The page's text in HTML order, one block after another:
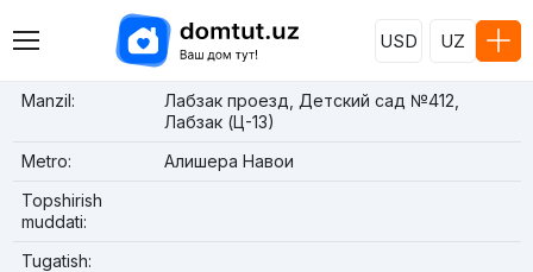
USD UZ
Manzil:
Лабзак проезд, Детский сад №412,
Лабзак (Ц-13)
Metro:
Алишера Навои
Topshirish
muddati:
Tugatish: